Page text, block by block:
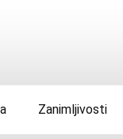
Zanimljivosti